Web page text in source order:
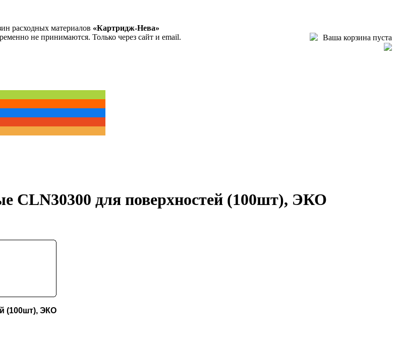
расходных материалов «Картридж-Нева»
не принимаются. Только через сайт и email.
Ваша корзина пуста
CLN30300 для поверхностей (100шт), ЭКО
(100шт), ЭКО